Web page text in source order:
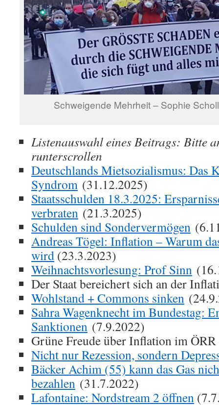
Schweigende Mehrheit – Sophie
Listenauswahl eines Beitrags: Bitte
runterscrollen
Deutschlands Mietsozialismus: Das
Syndrom (31.12.2025)
Staatsschulden 18.3.2025:
verbraten (21.3.2025)
Schulden sind Sondervermögen
Andreas Tögel: Inflation – Warum
wird (23.3.2023)
Weihnachtsvorlesung: Prof Sinn
Der Staat bereichert sich an der
Wohlstand + Commons sinken
Sahra Wagenknecht im Bundestag:
Sanktionen (7.9.2022)
Grüne Freude über Inflation im
Nicht nur Rezession, sondern
Bäcker Achim (55) kann das Gas
bezahlen (31.7.2022)
Lafontaine: Nordstream 2 öffnen